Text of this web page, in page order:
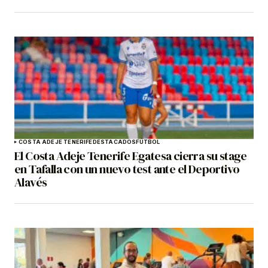
COSTA ADEJE TENERIFEDESTACADOSFÚTBOL
El Costa Adeje Tenerife Egatesa cierra su stage
en Tafalla con un nuevo test ante el Deportivo
Alavés